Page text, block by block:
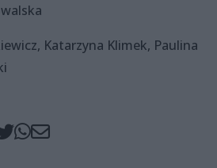
Katarzyna Klimek, Paulina